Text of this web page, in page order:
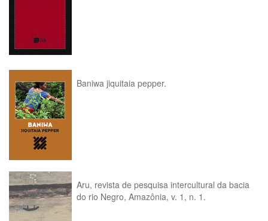
Baniwa jiquitaia pepper.
Aru, revista de pesquisa intercultural da bacia
do rio Negro, Amazônia, v. 1, n. 1.